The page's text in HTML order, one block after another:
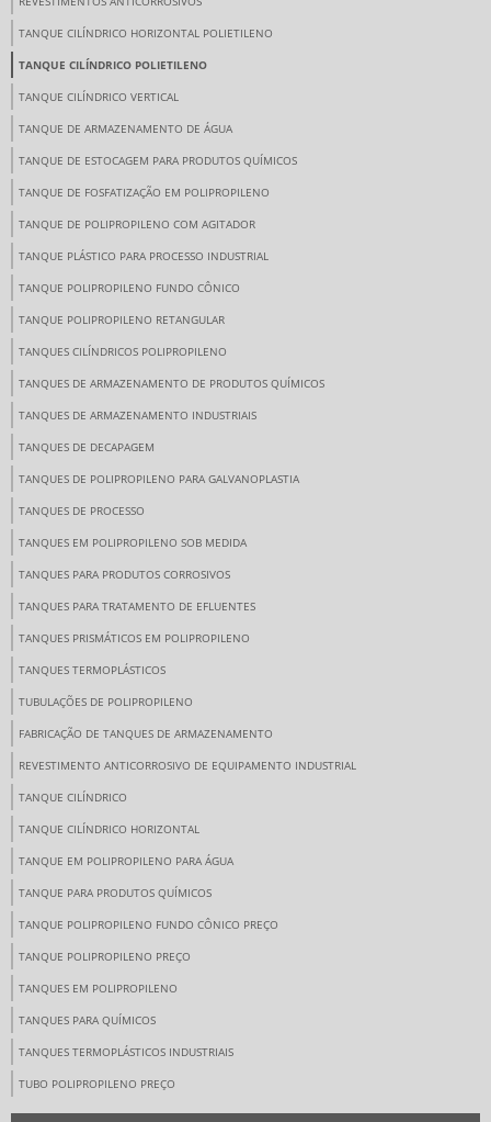
TANQUE CILÍNDRICO HORIZONTAL POLIETILENO
TANQUE CILÍNDRICO POLIETILENO
TANQUE CILÍNDRICO VERTICAL
TANQUE DE ARMAZENAMENTO DE ÁGUA
TANQUE DE ESTOCAGEM PARA PRODUTOS QUÍMICOS
TANQUE DE FOSFATIZAÇÃO EM POLIPROPILENO
TANQUE DE POLIPROPILENO COM AGITADOR
TANQUE PLÁSTICO PARA PROCESSO INDUSTRIAL
TANQUE POLIPROPILENO FUNDO CÔNICO
TANQUE POLIPROPILENO RETANGULAR
TANQUES CILÍNDRICOS POLIPROPILENO
TANQUES DE ARMAZENAMENTO DE PRODUTOS QUÍMICOS
TANQUES DE ARMAZENAMENTO INDUSTRIAIS
TANQUES DE DECAPAGEM
TANQUES DE POLIPROPILENO PARA GALVANOPLASTIA
TANQUES DE PROCESSO
TANQUES EM POLIPROPILENO SOB MEDIDA
TANQUES PARA PRODUTOS CORROSIVOS
TANQUES PARA TRATAMENTO DE EFLUENTES
TANQUES PRISMÁTICOS EM POLIPROPILENO
TANQUES TERMOPLÁSTICOS
TUBULAÇÕES DE POLIPROPILENO
FABRICAÇÃO DE TANQUES DE ARMAZENAMENTO
REVESTIMENTO ANTICORROSIVO DE EQUIPAMENTO INDUSTRIAL
TANQUE CILÍNDRICO
TANQUE CILÍNDRICO HORIZONTAL
TANQUE EM POLIPROPILENO PARA ÁGUA
TANQUE PARA PRODUTOS QUÍMICOS
TANQUE POLIPROPILENO FUNDO CÔNICO PREÇO
TANQUE POLIPROPILENO PREÇO
TANQUES EM POLIPROPILENO
TANQUES PARA QUÍMICOS
TANQUES TERMOPLÁSTICOS INDUSTRIAIS
TUBO POLIPROPILENO PREÇO